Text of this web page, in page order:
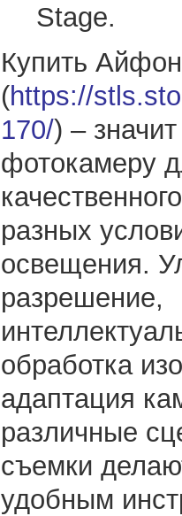
Stage.
Купить Айфон
(https://
170/) –
фотокамеру
разных
освещения.
разрешение,
обработка
адаптация
различные
съемки
удобным